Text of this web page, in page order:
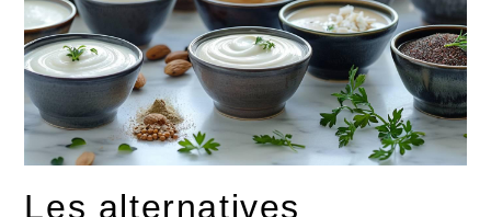
Les alternatives